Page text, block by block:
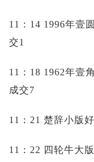
11：14 1996年壹
交1
11：18 1962年壹
成交7
11：21 楚辞小版
11：22 四轮牛大